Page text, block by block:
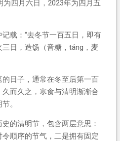
四月六日，2023年为四月五
载：“去冬节一百五日，即有
日，造饧（音糖，táng，麦
日子，通常在冬至后第一百
而久之，寒食与清明渐渐合
。
的清明节，包含两层意思：
顺序的节气，二是拥有固定